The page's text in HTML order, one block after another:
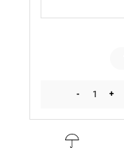
-
ilość
+